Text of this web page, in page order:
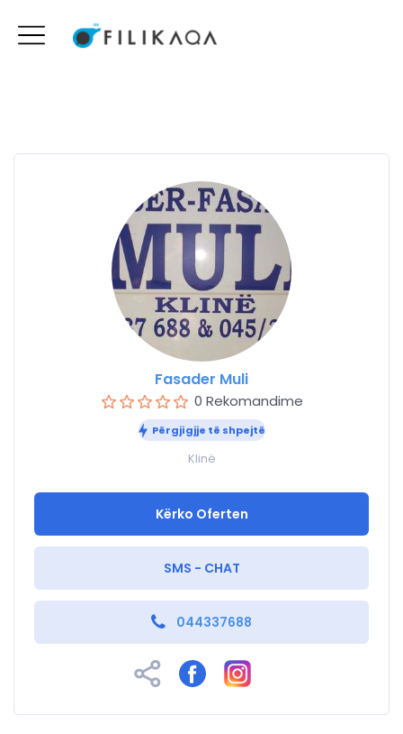
Fasader Muli
0 Rekomandime
Përgjigjje të shpejtë
Klinë
Kërko Oferten
SMS - CHAT
044337688